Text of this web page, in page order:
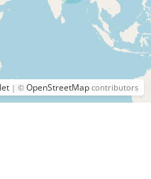
| © OpenStreetMap contributors